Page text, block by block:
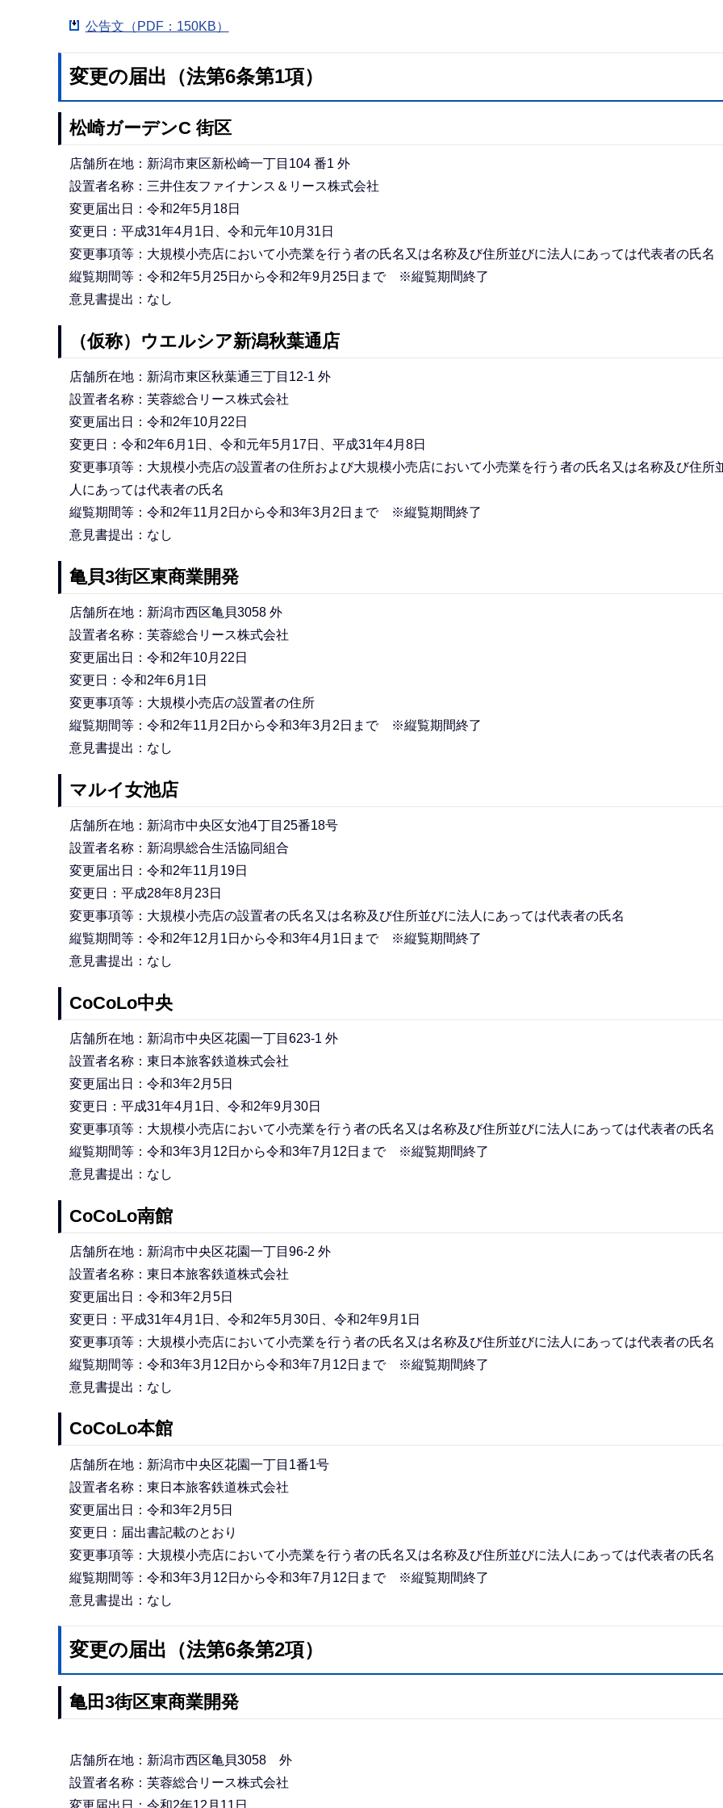
公告文（PDF：150KB）
変更の届出（法第6条第1項）
松崎ガーデンC 街区
店舗所在地：新潟市東区新松崎一丁目104 番1 外
設置者名称：三井住友ファイナンス＆リース株式会社
変更届出日：令和2年5月18日
変更日：平成31年4月1日、令和元年10月31日
変更事項等：大規模小売店において小売業を行う者の氏名又は名称及び住所並びに法人にあっては代表者の氏名
縦覧期間等：令和2年5月25日から令和2年9月25日まで ※縦覧期間終了
意見書提出：なし
（仮称）ウエルシア新潟秋葉通店
店舗所在地：新潟市東区秋葉通三丁目12-1 外
設置者名称：芙蓉総合リース株式会社
変更届出日：令和2年10月22日
変更日：令和2年6月1日、令和元年5月17日、平成31年4月8日
変更事項等：大規模小売店の設置者の住所および大規模小売店において小売業を行う者の氏名又は名称及び住所
人にあっては代表者の氏名
縦覧期間等：令和2年11月2日から令和3年3月2日まで ※縦覧期間終了
意見書提出：なし
亀貝3街区東商業開発
店舗所在地：新潟市西区亀貝3058 外
設置者名称：芙蓉総合リース株式会社
変更届出日：令和2年10月22日
変更日：令和2年6月1日
変更事項等：大規模小売店の設置者の住所
縦覧期間等：令和2年11月2日から令和3年3月2日まで ※縦覧期間終了
意見書提出：なし
マルイ女池店
店舗所在地：新潟市中央区女池4丁目25番18号
設置者名称：新潟県総合生活協同組合
変更届出日：令和2年11月19日
変更日：平成28年8月23日
変更事項等：大規模小売店の設置者の氏名又は名称及び住所並びに法人にあっては代表者の氏名
縦覧期間等：令和2年12月1日から令和3年4月1日まで ※縦覧期間終了
意見書提出：なし
CoCoLo中央
店舗所在地：新潟市中央区花園一丁目623-1 外
設置者名称：東日本旅客鉄道株式会社
変更届出日：令和3年2月5日
変更日：平成31年4月1日、令和2年9月30日
変更事項等：大規模小売店において小売業を行う者の氏名又は名称及び住所並びに法人にあっては代表者の氏名
縦覧期間等：令和3年3月12日から令和3年7月12日まで ※縦覧期間終了
意見書提出：なし
CoCoLo南館
店舗所在地：新潟市中央区花園一丁目96-2 外
設置者名称：東日本旅客鉄道株式会社
変更届出日：令和3年2月5日
変更日：平成31年4月1日、令和2年5月30日、令和2年9月1日
変更事項等：大規模小売店において小売業を行う者の氏名又は名称及び住所並びに法人にあっては代表者の氏名
縦覧期間等：令和3年3月12日から令和3年7月12日まで ※縦覧期間終了
意見書提出：なし
CoCoLo本館
店舗所在地：新潟市中央区花園一丁目1番1号
設置者名称：東日本旅客鉄道株式会社
変更届出日：令和3年2月5日
変更日：届出書記載のとおり
変更事項等：大規模小売店において小売業を行う者の氏名又は名称及び住所並びに法人にあっては代表者の氏名
縦覧期間等：令和3年3月12日から令和3年7月12日まで ※縦覧期間終了
意見書提出：なし
変更の届出（法第6条第2項）
亀田3街区東商業開発
店舗所在地：新潟市西区亀貝3058 外
設置者名称：芙蓉総合リース株式会社
変更届出日：令和2年12月11日